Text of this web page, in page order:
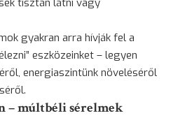
tisztán látni vagy
gyakran arra hívják fel a
eszközeinket – legyen
energiaszintünk növeléséről
– múltbéli sérelmek